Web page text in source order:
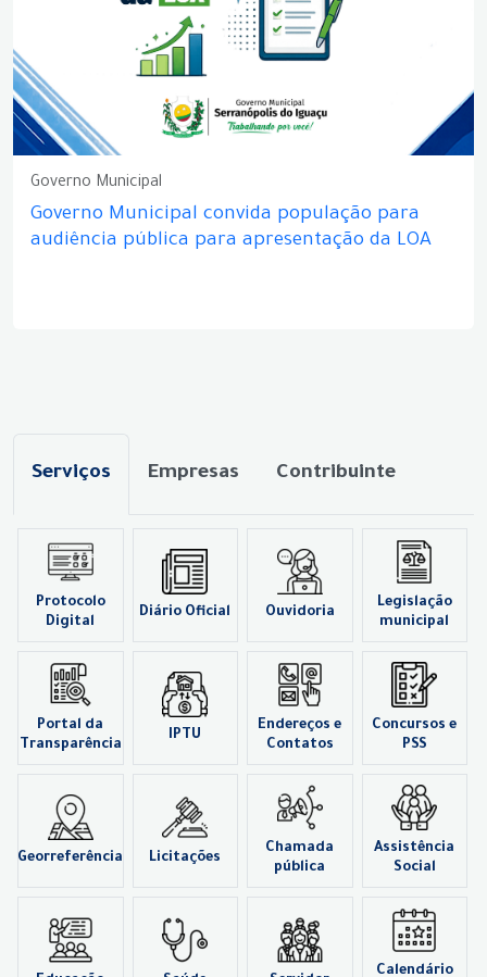
Governo Municipal
Governo Municipal convida população para
audiência pública para apresentação da LOA
Serviços Empresas Contribuinte
Protocolo
Digital
Diário Oficial Ouvidoria
Legislação
municipal
Portal da
Transparência
IPTU
Endereços e
Contatos
Concursos e
PSS
Georreferência Licitações
Chamada
pública
Assistência
Social
Calendário